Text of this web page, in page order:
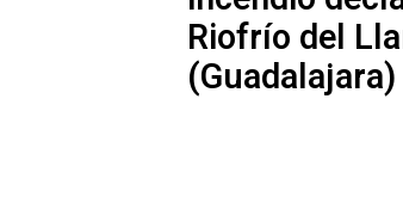
Riofrío del
(Guadalajara)